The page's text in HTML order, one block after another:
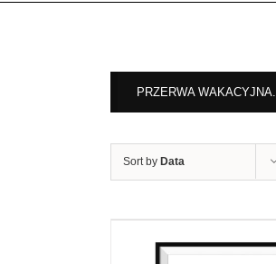
PRZERWA WAKACYJNA.
Sort by Data